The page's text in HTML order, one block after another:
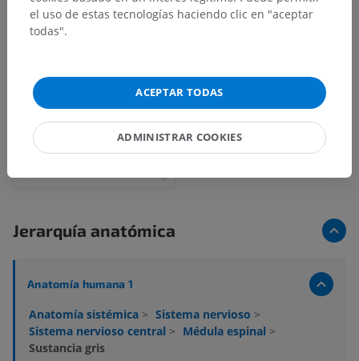
Jerarquía anatómica
Anatomía humana 1
Anatomía sistémica > Sistema nervioso >
Sistema nervioso central > Médula espinal >
Sustancia gris
el uso de estas tecnologías haciendo clic en "aceptar
todas".
ACEPTAR TODAS
ADMINISTRAR COOKIES